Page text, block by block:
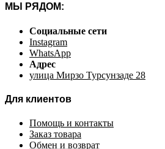
МЫ РЯДОМ:
Социальные сети
Instagram
WhatsApp
Адрес
улица Мирзо Турсунзаде 28
Для клиентов
Помощь и контакты
Заказ товара
Обмен и возврат